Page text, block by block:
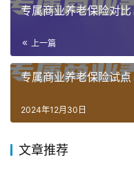
专属商业养老保险对比
上一篇
专属商业养老保险试点
2024年12月30日
文章推荐